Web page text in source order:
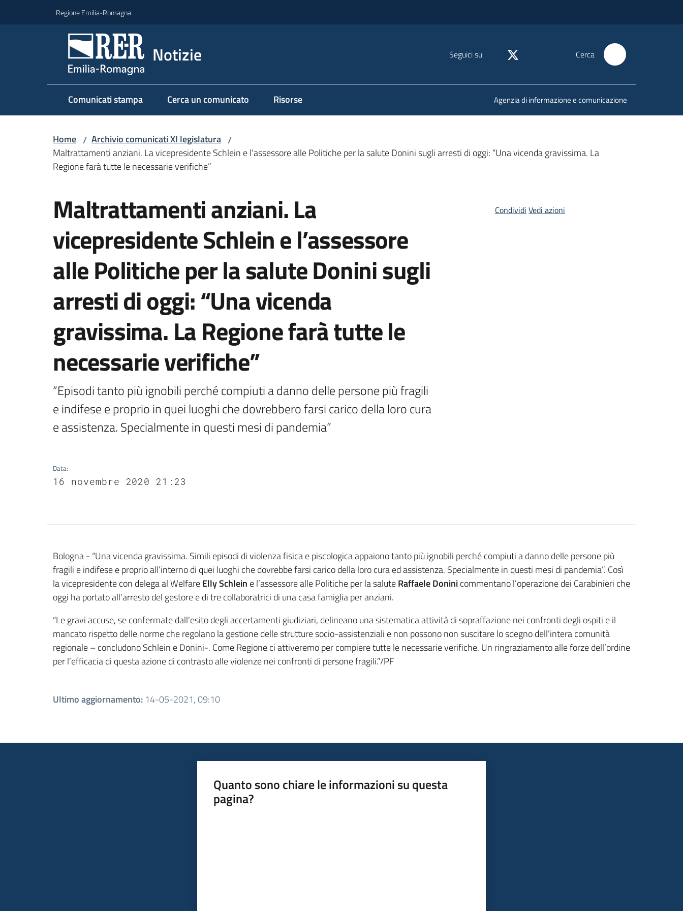
Regione Emilia-Romagna
Notizie Seguici su Cerca
Comunicati stampa Cerca un comunicato Risorse Agenzia di informazione e comunicazione
Home / Archivio comunicati XI legislatura /
Maltrattamenti anziani. La vicepresidente Schlein e l’assessore alle Politiche per la salute Donini sugli arresti di oggi: “Una vicenda gravissima. La
Regione farà tutte le necessarie verifiche”
Maltrattamenti anziani. La
vicepresidente Schlein e l’assessore
alle Politiche per la salute Donini sugli
arresti di oggi: “Una vicenda
gravissima. La Regione farà tutte le
necessarie verifiche”
“Episodi tanto più ignobili perché compiuti a danno delle persone più fragili
e indifese e proprio in quei luoghi che dovrebbero farsi carico della loro cura
e assistenza. Specialmente in questi mesi di pandemia”
Data:
16 novembre 2020 21:23
Condividi Vedi azioni
Contenuto
Bologna - “Una vicenda gravissima. Simili episodi di violenza fisica e piscologica appaiono tanto più ignobili perché compiuti a danno delle persone più
fragili e indifese e proprio all’interno di quei luoghi che dovrebbe farsi carico della loro cura ed assistenza. Specialmente in questi mesi di pandemia”. Così
la vicepresidente con delega al WelfareElly Schlein e l’assessore alle Politiche per la saluteRaffaele Doninicommentano l’operazione dei Carabinieri che
oggi ha portato all’arresto del gestore e di tre collaboratrici di una casa famiglia per anziani.
“Le gravi accuse, se confermate dall’esito degli accertamenti giudiziari, delineano una sistematica attività di sopraffazione nei confronti degli ospiti e il
mancato rispetto delle norme che regolano la gestione delle strutture socio-assistenziali e non possono non suscitare lo sdegno dell’intera comunità
regionale – concludono Schlein e Donini-. Come Regione ci attiveremo per compiere tutte le necessarie verifiche. Un ringraziamento alle forze dell’ordine
per l’efficacia di questa azione di contrasto alle violenze nei confronti di persone fragili.”/PF
Ultimo aggiornamento: 14-05-2021, 09:10
Quanto sono chiare le informazioni su questa
pagina?